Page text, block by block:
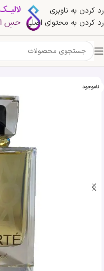
رد کردن به ناوبری
رد کردن به محتوای اصلی
خانه»
ناموجود